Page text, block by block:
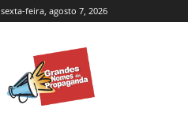
sexta-feira, agosto 7, 2026